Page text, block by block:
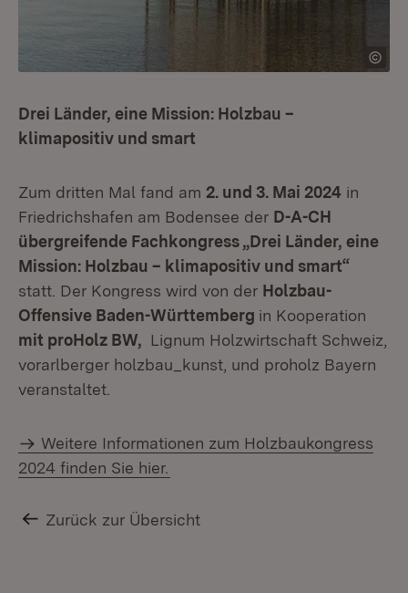
Drei Länder, eine Mission: Holzbau –
klimapositiv und smart
Zum dritten Mal fand am 2. und 3. Mai 2024 in
Friedrichshafen am Bodensee der D-A-CH
übergreifende Fachkongress „Drei Länder, eine
Mission: Holzbau – klimapositiv und smart“
statt. Der Kongress wird von der Holzbau-
Offensive Baden-Württemberg in Kooperation
mit proHolz BW, Lignum Holzwirtschaft Schweiz,
vorarlberger holzbau_kunst, und proholz Bayern
veranstaltet.
Weitere Informationen zum Holzbaukongress
2024 finden Sie hier.
Zurück zur Übersicht